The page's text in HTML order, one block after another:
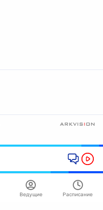
Ведущие Расписание